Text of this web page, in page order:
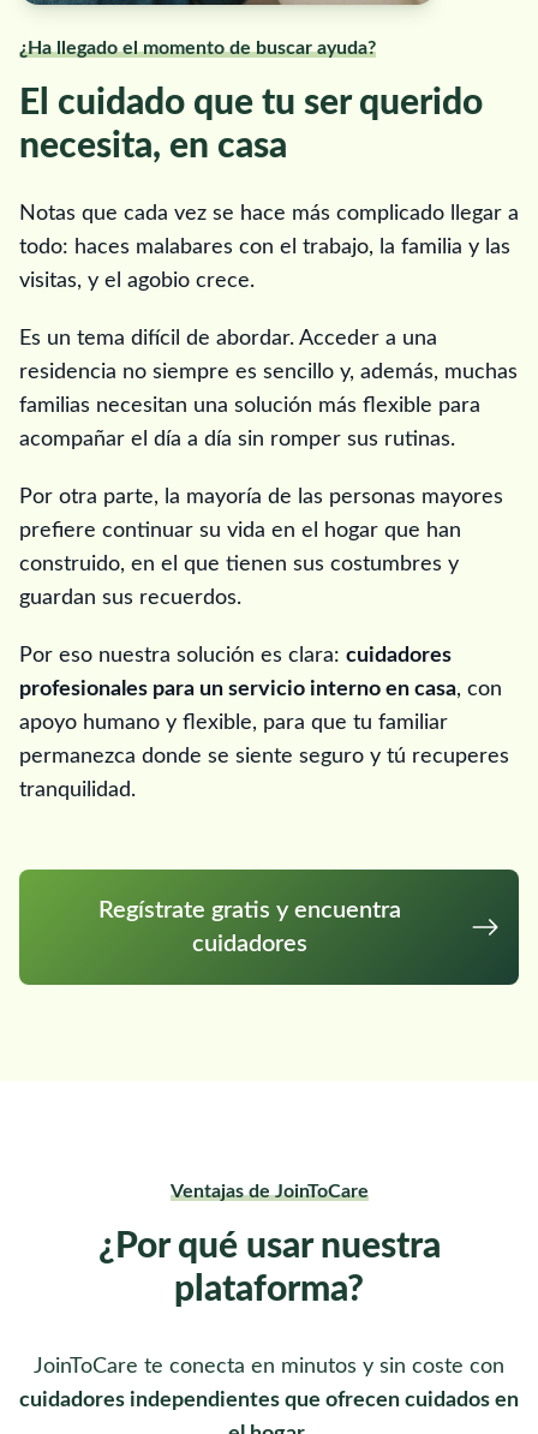
¿Ha llegado el momento de buscar ayuda?
El cuidado que tu ser querido
necesita, en casa
Notas que cada vez se hace más complicado llegar a
todo: haces malabares con el trabajo, la familia y las
visitas, y el agobio crece.
Es un tema difícil de abordar. Acceder a una
residencia no siempre es sencillo y, además, muchas
familias necesitan una solución más flexible para
acompañar el día a día sin romper sus rutinas.
Por otra parte, la mayoría de las personas mayores
prefiere continuar su vida en el hogar que han
construido, en el que tienen sus costumbres y
guardan sus recuerdos.
Por eso nuestra solución es clara: cuidadores
profesionales para un servicio interno en casa, con
apoyo humano y flexible, para que tu familiar
permanezca donde se siente seguro y tú recuperes
tranquilidad.
Regístrate gratis y encuentra
cuidadores
Ventajas de JoinToCare
¿Por qué usar nuestra
plataforma?
JoinToCare te conecta en minutos y sin coste con
cuidadores independientes que ofrecen cuidados en